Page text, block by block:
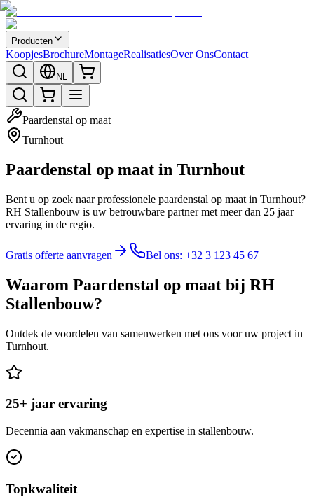
Producten
KoopjesBrochureMontageRealisatiesOver OnsContact
NL
Paardenstal op maat
Turnhout
Paardenstal op maat in Turnhout
Bent u op zoek naar professionele paardenstal op maat in Turnhout?
RH Stallenbouw is uw betrouwbare partner met meer dan 25 jaar
ervaring in de regio.
Gratis offerte aanvragen Bel ons: +32 3 123 45 67
Waarom Paardenstal op maat bij RH
Stallenbouw?
Ontdek de voordelen van samenwerken met ons voor uw project in
Turnhout.
25+ jaar ervaring
Decennia aan vakmanschap en expertise in stallenbouw.
Topkwaliteit